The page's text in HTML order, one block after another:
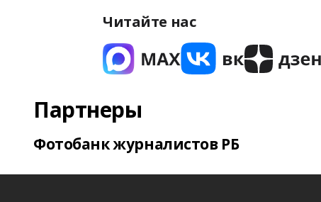
Читайте нас
Партнеры
Фотобанк журналистов РБ